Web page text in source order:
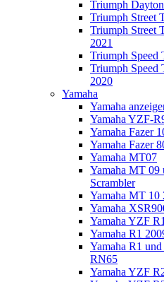
Triumph
Triumph Street
Triumph Street
2021
Triumph Speed
Triumph Speed
2020
Yamaha
Yamaha
Yamaha YZF-
Yamaha Fazer
Yamaha Fazer
Yamaha MT07
Yamaha MT 09
Scrambler
Yamaha MT 10
Yamaha
Yamaha YZF
Yamaha R1
Yamaha R1
RN65
Yamaha YZF